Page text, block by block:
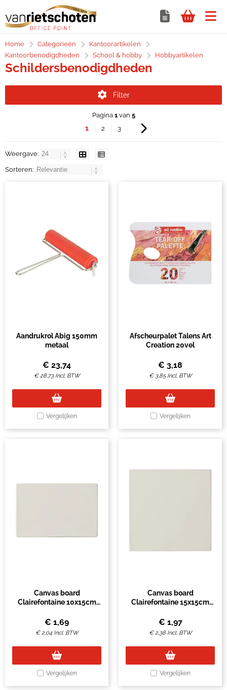
Home Categorieën
Kantoorartikelen
Kantoorbenodigdheden
School & hobby Hobbyartikelen
Schildersbenodigdheden
Filter
Pagina 1van 5
1 2 3
Weergave:
Sorteren:
Aandrukrol Abig 150mm
metaal
€ 23,74
€28,73 Incl. BTW
Vergelijken
Afscheurpalet Talens Art
Creation 20vel
€ 3,18
€ 3,85 Incl. BTW
Vergelijken
Canvas board
Clairefontaine 10x15cm
€ 1,69
€2,04 Incl. BTW
Vergelijken
Canvas board
Clairefontaine 15x15cm
€ 1,97
€2,38 Incl. BTW
Vergelijken